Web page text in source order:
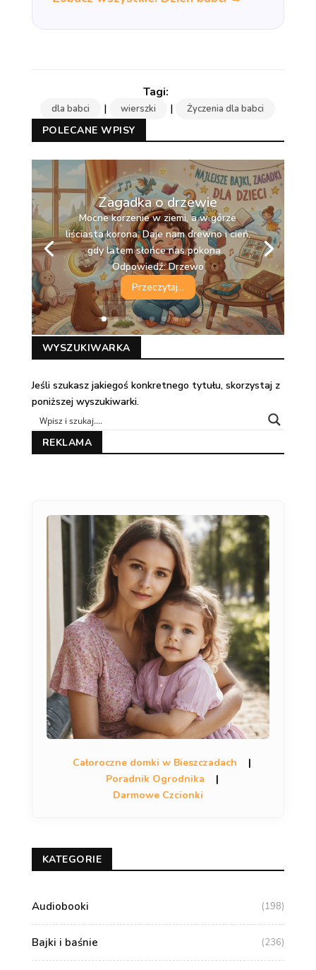
dla babci | wierszki | Życzenia dla babci
POLECANE WPISY
Zagadka o drzewie
Mocne korzenie w ziemi, a w górze
liściasta korona. Daje nam drewno i cień,
gdy latem słońce nas pokona.
Odpowiedź: Drzewo
Przeczytaj...
WYSZUKIWARKA
Jeśli szukasz jakiegoś konkretnego tytułu, skorzystaj z
poniższej wyszukiwarki.
REKLAMA
Całoroczne domki w Bieszczadach
|
Poradnik Ogrodnika
|
Darmowe Czcionki
KATEGORIE
Audiobooki (198)
Bajki i baśnie (236)